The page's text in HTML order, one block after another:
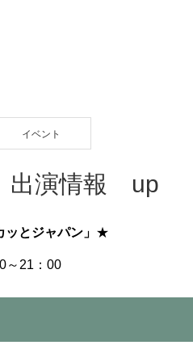
イベント
出演情報 up
とジャパン」 ★
～21：00